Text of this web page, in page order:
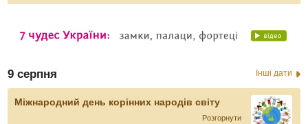
9 серпня Інші дати
Міжнародний день корінних народів світу
Розгорнути